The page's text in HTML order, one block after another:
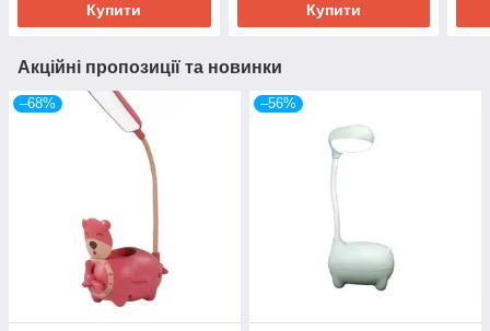
Купити Купити
Акційні пропозиції та новинки
–68% –56%